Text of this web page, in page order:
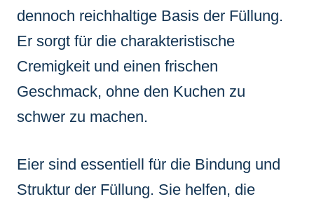
dennoch reichhaltige Basis der Füllung.
Er sorgt für die charakteristische
Cremigkeit und einen frischen
Geschmack, ohne den Kuchen zu
schwer zu machen.
Eier sind essentiell für die Bindung und
Struktur der Füllung. Sie helfen, die